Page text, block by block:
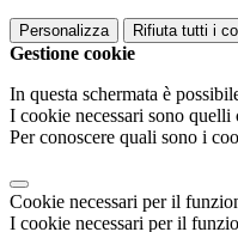
Personalizza Rifiuta tutti i
Gestione cookie
In questa schermata è
I cookie necessari sono
Per conoscere quali sono i
Cookie necessari per il
I cookie necessari per il